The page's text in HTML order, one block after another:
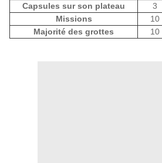
Capsules sur son plateau
3
Missions
10
Majorité des grottes
10